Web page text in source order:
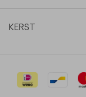
KERST